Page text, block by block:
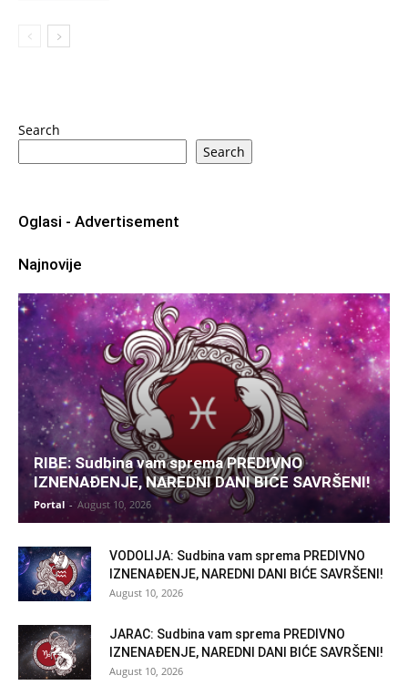
Search
Search
Oglasi - Advertisement
Najnovije
RIBE: Sudbina vam sprema PREDIVNO
IZNENAĐENJE, NAREDNI DANI BIĆE SAVRŠENI!
Portal - August 10, 2026
VODOLIJA: Sudbina vam sprema PREDIVNO
IZNENAĐENJE, NAREDNI DANI BIĆE SAVRŠENI!
August 10, 2026
JARAC: Sudbina vam sprema PREDIVNO
IZNENAĐENJE, NAREDNI DANI BIĆE SAVRŠENI!
August 10, 2026